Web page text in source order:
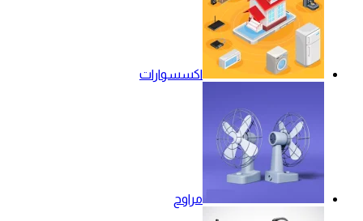
اكسسوارات
مراوح